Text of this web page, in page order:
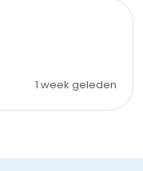
1 week geleden